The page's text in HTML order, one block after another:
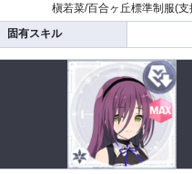
槇若菜/百合ヶ丘標準制服(支
固有スキル